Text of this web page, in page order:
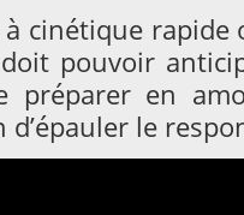
cinétique
pouvoir
préparer en
le